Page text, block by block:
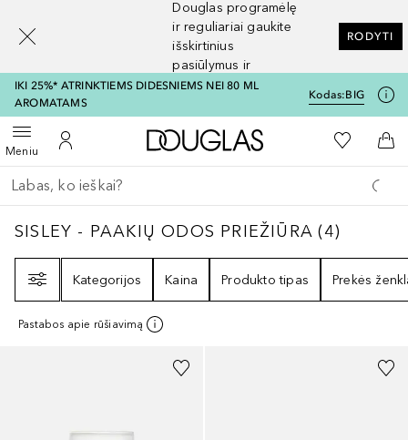
Douglas programėlę
ir reguliariai gaukite
išskirtinius
pasiūlymus ir
nuolaidas
RODYTI
IKI 25%* ATRINKTIEMS DIDESNIEMS NEI 80 ML
AROMATAMS
Kodas:BIG
MeniuAtidaryti meniuĮ mano paskyrą
Į Douglas pagrindinį
Į mano
Į
Grįžk atgal
Vykdykite paiešką
SISLEY - PAAKIŲ ODOS PRIEŽIŪRA4
SISLEY - PAAKIŲ ODOS PRIEŽIŪRA (4)
Kategorijos
Kaina Produkto tipas Prekės
Pastabos apie rūšiavimą
[navigation.slideout.screenreader]